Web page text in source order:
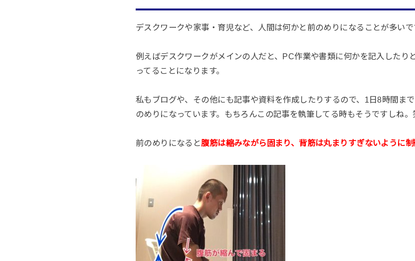
デスクワークや家事・育児など、人間は何かと前のめりになることが多いで
例えばデスクワークがメインの人だと、PC作業や書類に何かを記入したり
ってることになります。
私もブログや、その他にも記事や資料を作成したりするので、1日8時間ま
のめりになっています。もちろんこの記事を執筆してる時もそうですしね。
前のめりになると腹筋は縮みながら固まり、背筋は丸まりすぎないように制